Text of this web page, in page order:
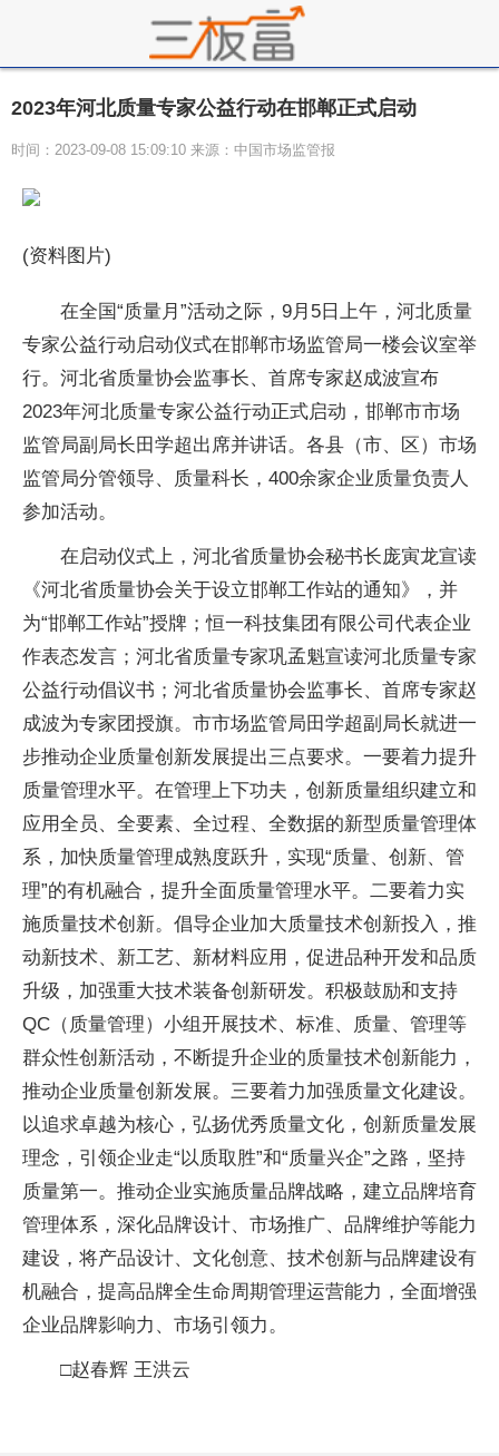
2023年河北质量专家公益行动在邯郸正式启动
时间：2023-09-08 15:09:10 来源：中国市场监管报
(资料图片)
在全国“质量月”活动之际，9月5日上午，河北质量
专家公益行动启动仪式在邯郸市场监管局一楼会议室举
行。河北省质量协会监事长、首席专家赵成波宣布
2023年河北质量专家公益行动正式启动，邯郸市市场
监管局副局长田学超出席并讲话。各县（市、区）市场
监管局分管领导、质量科长，400余家企业质量负责人
参加活动。
在启动仪式上，河北省质量协会秘书长庞寅龙宣读
《河北省质量协会关于设立邯郸工作站的通知》，并
为“邯郸工作站”授牌；恒一科技集团有限公司代表企业
作表态发言；河北省质量专家巩孟魁宣读河北质量专家
公益行动倡议书；河北省质量协会监事长、首席专家赵
成波为专家团授旗。市市场监管局田学超副局长就进一
步推动企业质量创新发展提出三点要求。一要着力提升
质量管理水平。在管理上下功夫，创新质量组织建立和
应用全员、全要素、全过程、全数据的新型质量管理体
系，加快质量管理成熟度跃升，实现“质量、创新、管
理”的有机融合，提升全面质量管理水平。二要着力实
施质量技术创新。倡导企业加大质量技术创新投入，推
动新技术、新工艺、新材料应用，促进品种开发和品质
升级，加强重大技术装备创新研发。积极鼓励和支持
QC（质量管理）小组开展技术、标准、质量、管理等
群众性创新活动，不断提升企业的质量技术创新能力，
推动企业质量创新发展。三要着力加强质量文化建设。
以追求卓越为核心，弘扬优秀质量文化，创新质量发展
理念，引领企业走“以质取胜”和“质量兴企”之路，坚持
质量第一。推动企业实施质量品牌战略，建立品牌培育
管理体系，深化品牌设计、市场推广、品牌维护等能力
建设，将产品设计、文化创意、技术创新与品牌建设有
机融合，提高品牌全生命周期管理运营能力，全面增强
企业品牌影响力、市场引领力。
□赵春辉 王洪云